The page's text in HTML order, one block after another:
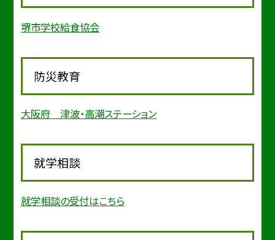
堺市学校給食協会
防災教育
大阪府 津波・高潮ステーション
就学相談
就学相談の受付はこちら